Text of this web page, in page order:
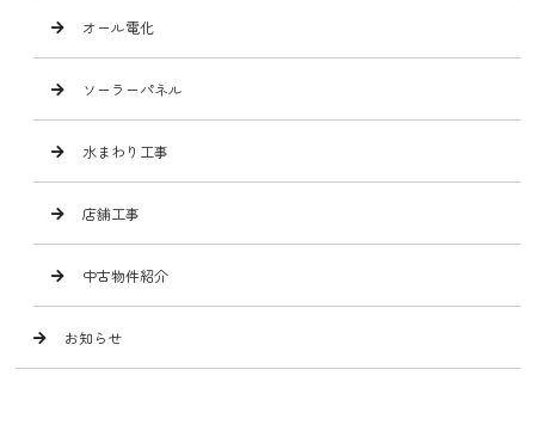
オール電化
ソーラーパネル
水まわり工事
店舗工事
中古物件紹介
お知らせ